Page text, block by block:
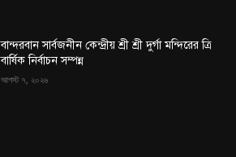
বান্দরবান সার্বজনীন কেন্দ্রীয় শ্রী শ্রী দুর্গা মন্দিরের ত্রি
বার্ষিক নির্বাচন সম্পন্ন
আগস্ট ৭, ২০২৬